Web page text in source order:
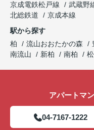
京成電鉄松戸線
武蔵野
北総鉄道
京成本線
駅から探す
柏
流山おおたかの森
南流山
新柏 南柏
アパートマ
04-7167-1222